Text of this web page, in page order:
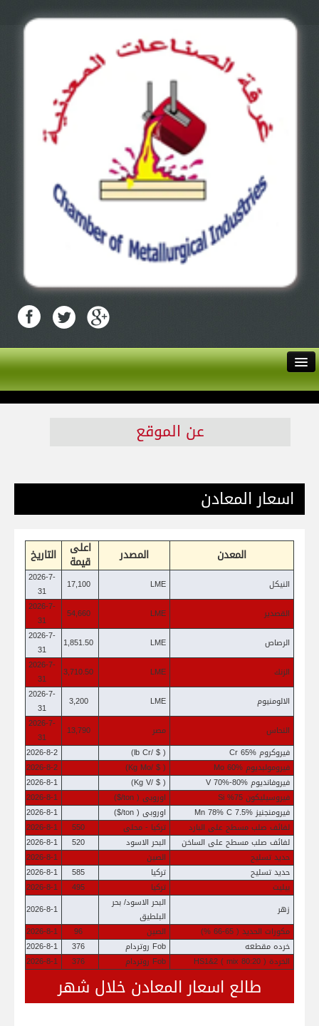
English
الخدمات
عن الغرفة
مركز المعلومات
الرئيسية
عن الموقع
اسعار المعادن
المعدن المصدر اعلى
قيمة التاريخ
النيكل LME
17,100
2026-7-
31
القصدير
LME
54,660
2026-7-
31
الرصاص
LME
1,851.50
2026-7-
31
الزنك
LME
3,710.50
2026-7-
31
الالومنيوم
LME
3,200
2026-7-
31
النحاس
مصر 13,790
2026-7-
31
فيروكروم Cr 65%
( $ /lb Cr)
2026-8-2
فيرومولبديوم Mo 60%
( $ /Kg Mo)
2026-8-2
فيروفانديوم V 70%-80%
( $ /Kg V)
2026-8-1
فيروسيليكون 75% Si
اوروبى ( ton/$)
2026-8-1
فيرومنجنيز Mn 78% C 7.5%
اوروبى ( ton/$)
2026-8-1
لفائف صلب مسطح على البارد
تركيا - محلى 550
2026-8-1
لفائف صلب مسطح على الساخن
البحر الاسود 520
2026-8-1
حديد تسليح
الصين
2026-8-1
حديد تسليح
تركيا 585
2026-8-1
بيليت
تركيا 495
2026-8-1
زهر
البحر الاسود/ بحر
البلطيق
2026-8-1
مكورات الحديد ( 65-66 %)
الصين 96
2026-8-1
خرده مقطعه
Fob روتردام 376
2026-8-1
الخردة HS1&2 ( mix 80:20 )
Fob روتردام 376
2026-8-1
طالع اسعار المعادن خلال شهر